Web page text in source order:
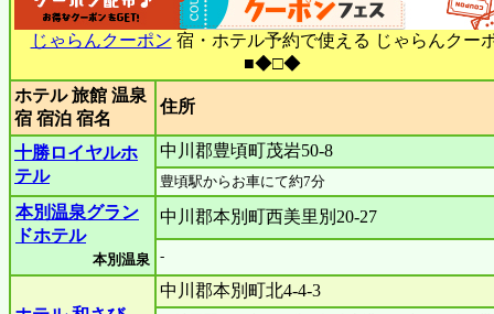
じゃらんクーポン 宿・ホテル予約で使える じゃらんクー
■◆□◆
ホテル 旅館 温泉
宿 宿泊 宿名
住所
十勝ロイヤルホ
テル
中川郡豊頃町茂岩50-8
豊頃駅からお車にて約7分
本別温泉グラン
ドホテル
本別温泉
中川郡本別町西美里別20-27
-
中川郡本別町北4-4-3